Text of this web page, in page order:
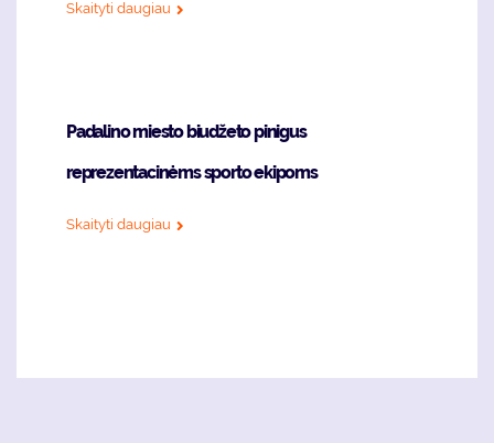
Skaityti daugiau
Padalino miesto biudžeto pinigus
reprezentacinėms sporto ekipoms
Skaityti daugiau